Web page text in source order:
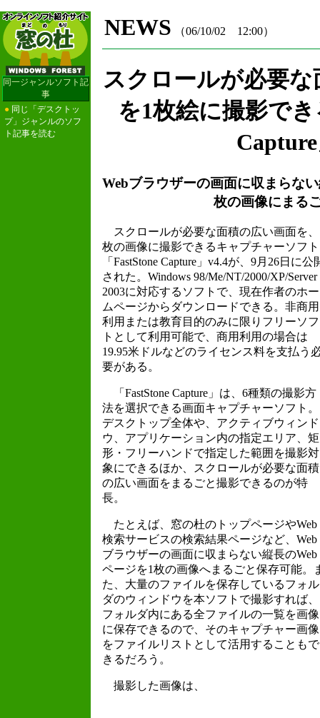
同一ジャンルソフト記
事
● 同じ「デスクトッ
プ」ジャンルのソフ
ト記事を読む
NEWS （06/10/02 12:00）
スクロールが必要
を1枚絵に撮影でき
Webブラウザーの画面に収まらな
枚の画像にまる
スクロールが必要な面積の広い画面を
枚の画像に撮影できるキャプチャーソフト
「FastStone Capture」v4.4が、9月26日に公
された。Windows 98/Me/NT/2000/XP/Server
2003に対応するソフトで、現在作者のホー
ムページからダウンロードできる。非商用
利用または教育目的のみに限りフリーソフ
トとして利用可能で、商用利用の場合は
19.95米ドルなどのライセンス料を支払う
要がある。
「FastStone Capture」は、6種類の撮影方
法を選択できる画面キャプチャーソフト。
デスクトップ全体や、アクティブウィンド
ウ、アプリケーション内の指定エリア、矩
形・フリーハンドで指定した範囲を撮影対
象にできるほか、スクロールが必要な面積
の広い画面をまるごと撮影できるのが特
長。
たとえば、窓の杜のトップページやWeb
検索サービスの検索結果ページなど、Web
ブラウザーの画面に収まらない縦長のWeb
ページを1枚の画像へまるごと保存可能。
た、大量のファイルを保存しているフォル
ダのウィンドウを本ソフトで撮影すれば、
フォルダ内にある全ファイルの一覧を画像
に保存できるので、そのキャプチャー画像
をファイルリストとして活用することもで
きるだろう。
撮影した画像は、